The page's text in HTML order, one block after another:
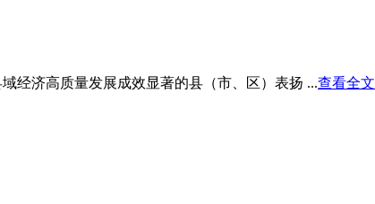
济高质量发展成效显著的县（市、区）表扬 ...查看全文